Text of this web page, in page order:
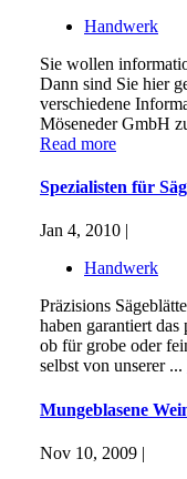
Handwerk
Sie wollen
Dann sind Sie hier
verschiedene
Möseneder GmbH
Read more
Spezialisten für
Jan 4, 2010 |
Handwerk
Präzisions
haben garantiert
ob für grobe oder
selbst von unserer ...
Mungeblasene
Nov 10, 2009 |